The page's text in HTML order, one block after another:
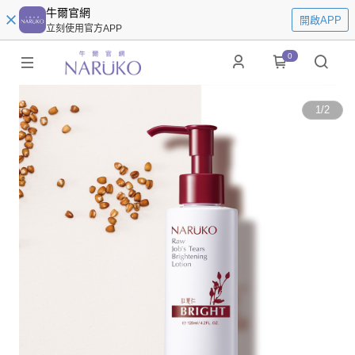
牛爾官網
立刻使用官方APP
開啟APP
0
1/2